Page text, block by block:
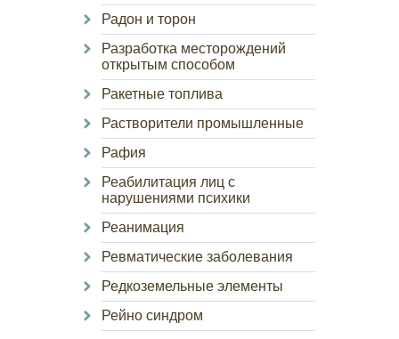
Радон и торон
Разработка месторождений
открытым способом
Ракетные топлива
Растворители промышленные
Рафия
Реабилитация лиц с
нарушениями психики
Реанимация
Ревматические заболевания
Редкоземельные элементы
Рейно синдром